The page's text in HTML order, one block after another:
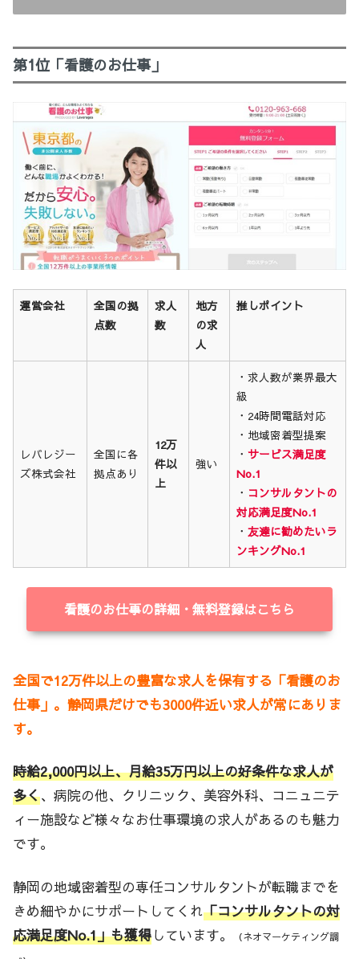
第1位「看護のお仕事」
運営会社
全国の拠
点数
求人
数
地方
の求
人
推しポイント
レバレジー
ズ株式会社
全国に各
拠点あり
12万
件以
上
強い
・求人数が業界最大
級
・24時間電話対応
・地域密着型提案
・ サービス満足度
No.1
・ コンサルタントの
対応満足度No.1
・ 友達に勧めたいラ
ンキングNo.1
看護のお仕事の詳細・無料登録はこちら
全国で12万件以上の豊富な求人を保有する「看護のお
仕事」。静岡県だけでも3000件近い求人が常にありま
す。
時給2,000円以上、月給35万円以上の好条件な求人が
多く、病院の他、クリニック、美容外科、コニュニテ
ィー施設など様々なお仕事環境の求人があるのも魅力
です。
静岡の地域密着型の専任コンサルタントが転職までを
きめ細やかにサポートしてくれ「コンサルタントの対
応満足度No.1」も獲得しています。
（ネオマーケティング調